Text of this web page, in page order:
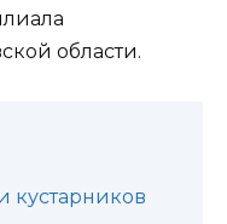
области.
кустарников